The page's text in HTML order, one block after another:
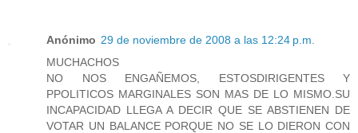
Anónimo 29 de noviembre de 2008 a las 12:24 p.m.
MUCHACHOS
NO NOS ENGAÑEMOS, ESTOSDIRIGENTES Y
PPOLITICOS MARGINALES SON MAS DE LO MISMO.SU
INCAPACIDAD LLEGA A DECIR QUE SE ABSTIENEN DE
VOTAR UN BALANCE PORQUE NO SE LO DIERON CON